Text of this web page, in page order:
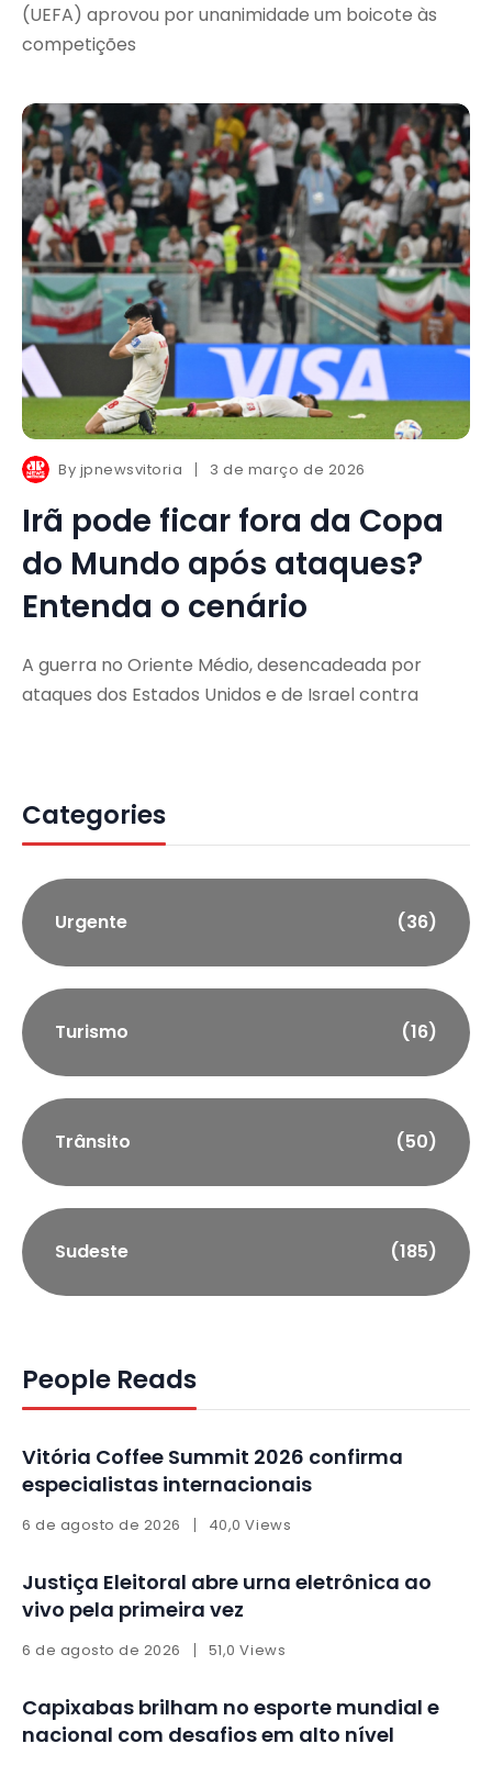
(UEFA) aprovou por unanimidade um boicote às
competições
By jpnewsvitoria 3 de março de 2026
Irã pode ficar fora da Copa
do Mundo após ataques?
Entenda o cenário
A guerra no Oriente Médio, desencadeada por
ataques dos Estados Unidos e de Israel contra
Categories
Urgente (36)
Turismo (16)
Trânsito (50)
Sudeste (185)
People Reads
Vitória Coffee Summit 2026 confirma
especialistas internacionais
6 de agosto de 2026 40,0 Views
Justiça Eleitoral abre urna eletrônica ao
vivo pela primeira vez
6 de agosto de 2026 51,0 Views
Capixabas brilham no esporte mundial e
nacional com desafios em alto nível